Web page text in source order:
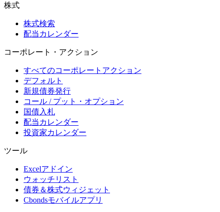
株式
株式検索
配当カレンダー
コーポレート・アクション
すべてのコーポレートアクション
デフォルト
新規債券発行
コール / プット・オプション
国債入札
配当カレンダー
投資家カレンダー
ツール
Excelアドイン
ウォッチリスト
債券＆株式ウィジェット
Cbondsモバイルアプリ